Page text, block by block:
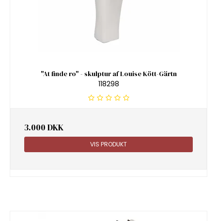
"At finde ro" - skulptur af Louise Kött-Gärtn
118298
3.000 DKK
VIS PRODUKT